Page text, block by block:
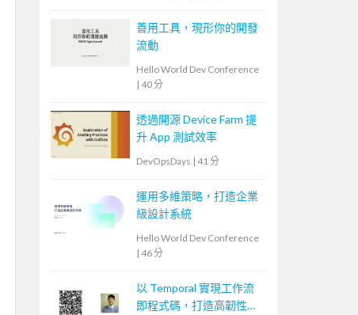
善用工具，現形你的開發
流動
Hello World Dev Conference
| 40 分
透過開源 Device Farm 提
升 App 測試效率
DevOpsDays | 41 分
運用多維策略，打造企業
級設計系統
Hello World Dev Conference
| 46 分
以 Temporal 實現工作流
即程式碼，打造高韌性流